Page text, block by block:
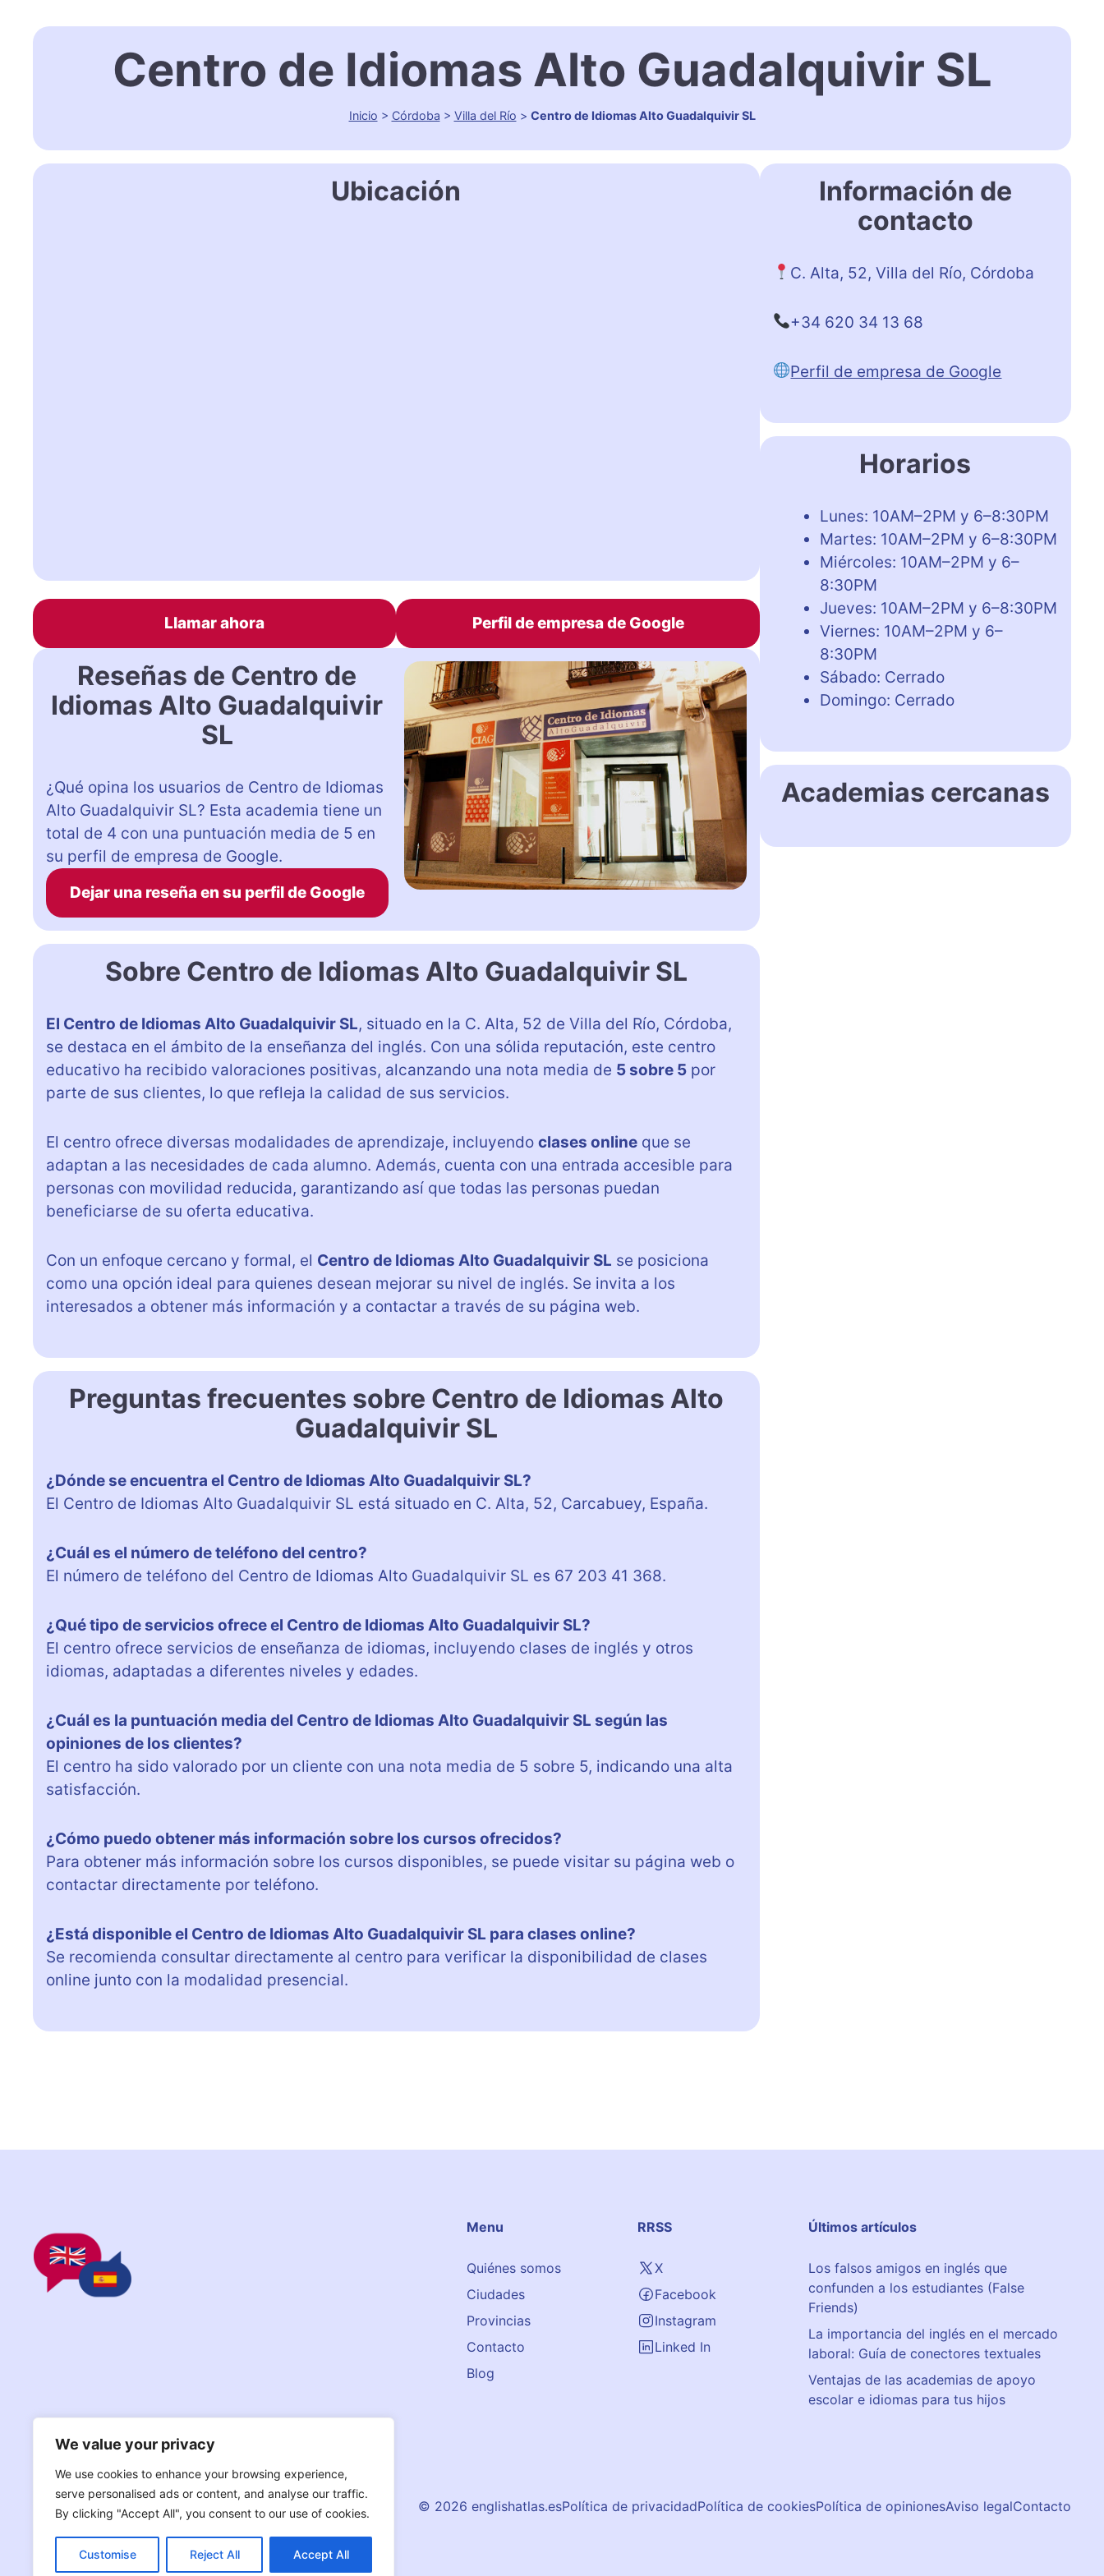
We value your privacy
We use cookies to enhance your browsing experience,
serve personalised ads or content, and analyse our traffic.
By clicking "Accept All", you consent to our use of cookies.
Customise Reject All Accept All
Centro de Idiomas Alto Guadalquivir SL
Inicio > Córdoba > Villa del Río > Centro de Idiomas Alto Guadalquivir SL
Ubicación
Llamar ahora Perfil de empresa de Google
Reseñas de Centro de
Idiomas Alto Guadalquivir
SL
¿Qué opina los usuarios de Centro de Idiomas
Alto Guadalquivir SL? Esta academia tiene un
total de 4 con una puntuación media de 5 en
su perfil de empresa de Google.
Dejar una reseña en su perfil de Google
Sobre Centro de Idiomas Alto Guadalquivir SL
El Centro de Idiomas Alto Guadalquivir SL, situado en la C. Alta, 52 de Villa del Río, Córdoba,
se destaca en el ámbito de la enseñanza del inglés. Con una sólida reputación, este centro
educativo ha recibido valoraciones positivas, alcanzando una nota media de 5 sobre 5 por
parte de sus clientes, lo que refleja la calidad de sus servicios.
El centro ofrece diversas modalidades de aprendizaje, incluyendo clases online que se
adaptan a las necesidades de cada alumno. Además, cuenta con una entrada accesible para
personas con movilidad reducida, garantizando así que todas las personas puedan
beneficiarse de su oferta educativa.
Con un enfoque cercano y formal, el Centro de Idiomas Alto Guadalquivir SL se posiciona
como una opción ideal para quienes desean mejorar su nivel de inglés. Se invita a los
interesados a obtener más información y a contactar a través de su página web.
Preguntas frecuentes sobre Centro de Idiomas Alto
Guadalquivir SL
¿Dónde se encuentra el Centro de Idiomas Alto Guadalquivir SL?
El Centro de Idiomas Alto Guadalquivir SL está situado en C. Alta, 52, Carcabuey, España.
¿Cuál es el número de teléfono del centro?
El número de teléfono del Centro de Idiomas Alto Guadalquivir SL es 67 203 41 368.
¿Qué tipo de servicios ofrece el Centro de Idiomas Alto Guadalquivir SL?
El centro ofrece servicios de enseñanza de idiomas, incluyendo clases de inglés y otros
idiomas, adaptadas a diferentes niveles y edades.
¿Cuál es la puntuación media del Centro de Idiomas Alto Guadalquivir SL según las
opiniones de los clientes?
El centro ha sido valorado por un cliente con una nota media de 5 sobre 5, indicando una alta
satisfacción.
¿Cómo puedo obtener más información sobre los cursos ofrecidos?
Para obtener más información sobre los cursos disponibles, se puede visitar su página web o
contactar directamente por teléfono.
¿Está disponible el Centro de Idiomas Alto Guadalquivir SL para clases online?
Se recomienda consultar directamente al centro para verificar la disponibilidad de clases
online junto con la modalidad presencial.
Información de
contacto
C. Alta, 52, Villa del Río, Córdoba
+34 620 34 13 68
Perfil de empresa de Google
Horarios
Lunes: 10AM–2PM y 6–8:30PM
Martes: 10AM–2PM y 6–8:30PM
Miércoles: 10AM–2PM y 6–
8:30PM
Jueves: 10AM–2PM y 6–8:30PM
Viernes: 10AM–2PM y 6–
8:30PM
Sábado: Cerrado
Domingo: Cerrado
Academias cercanas
Menu
Quiénes somos
Ciudades
Provincias
Contacto
Blog
RRSS
X
Facebook
Instagram
Linked In
Últimos artículos
Los falsos amigos en inglés que
confunden a los estudiantes (False
Friends)
La importancia del inglés en el mercado
laboral: Guía de conectores textuales
Ventajas de las academias de apoyo
escolar e idiomas para tus hijos
© 2026 englishatlas.esPolítica de privacidadPolítica de cookiesPolítica de opinionesAviso legalContacto